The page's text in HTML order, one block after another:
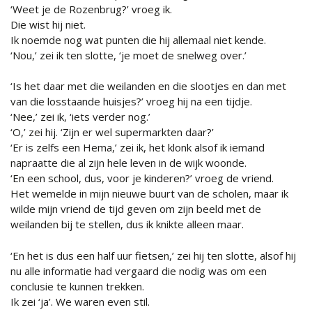
‘Weet je de Rozenbrug?’ vroeg ik.
Die wist hij niet.
Ik noemde nog wat punten die hij allemaal niet kende.
‘Nou,’ zei ik ten slotte, ‘je moet de snelweg over.’
‘Is het daar met die weilanden en die slootjes en dan met
van die losstaande huisjes?’ vroeg hij na een tijdje.
‘Nee,’ zei ik, ‘iets verder nog.’
‘O,’ zei hij. ‘Zijn er wel supermarkten daar?’
‘Er is zelfs een Hema,’ zei ik, het klonk alsof ik iemand
napraatte die al zijn hele leven in de wijk woonde.
‘En een school, dus, voor je kinderen?’ vroeg de vriend.
Het wemelde in mijn nieuwe buurt van de scholen, maar ik
wilde mijn vriend de tijd geven om zijn beeld met de
weilanden bij te stellen, dus ik knikte alleen maar.
‘En het is dus een half uur fietsen,’ zei hij ten slotte, alsof hij
nu alle informatie had vergaard die nodig was om een
conclusie te kunnen trekken.
Ik zei ‘ja’. We waren even stil.